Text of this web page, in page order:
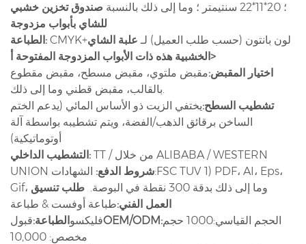
؛ 20*11*22 سنتيمتر ؛ وما إلى ذلك بالنسبة
صندوق تخزين خشبي
للشاي بأبواب مزدوجة
الطباعة:
CMYK+لون بانتون (حسب طلب العميل) لـ علبة الشاي
الخشبية هذه ذات الأبواب المزدوجة المفتوحة أ>
اختيار المقبض:مقبض ملتوي، مقبض مسطح، مقبض مقطوع
بالقالب، مقبض قطني وما إلى ذلك.
تشطيب السطح:يختفي الزيت ذو الأساس المائي (يدعم الختم
الساخن برقائق الذهب/الفضة، ويتم تشطيبه بواسطة آلة
أوتوماتيكية)
التشطيب الداخلي: TT / من خلال ALIBABA / WESTERN
UNION
شروط الدفع: الشهادات:FSC TUV 1) PDF، AI، Eps،
Gif، وما إلى ذلك بدقة 300 نقطة في البوصة.
طلب تنسيق
العمل الفني:طباعة أوفست & طباعة
فليكسوالطباعة:قبول OEM/ODM:الحجم القياسي:1000 حجم
مخصص: 10,000